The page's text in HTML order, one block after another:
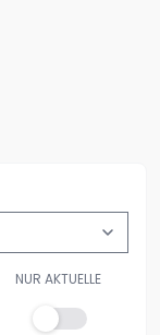
NUR AKTUELLE